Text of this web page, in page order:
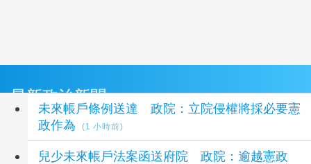
最新政治新聞
未來帳戶條例送達 政院：立院侵權將採必要憲
政作為
(1 小時前)
兒少未來帳戶法案函送府院 政院：逾越憲政